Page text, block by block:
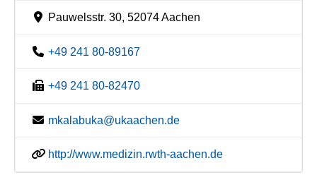
Pauwelsstr. 30, 52074 Aachen
+49 241 80-89167
+49 241 80-82470
mkalabuka@ukaachen.de
http://www.medizin.rwth-aachen.de